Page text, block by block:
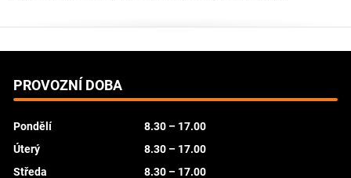
PROVOZNÍ DOBA
Pondělí
8.30 – 17.00
Úterý
8.30 – 17.00
Středa
8.30 – 17.00